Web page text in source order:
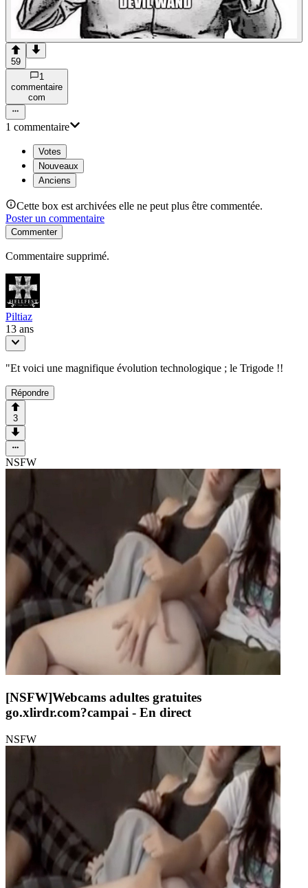
59
1
commentaire
com
1 commentaire
Votes
Nouveaux
Anciens
Cette box est archivées elle ne peut plus être commentée.
Poster un commentaire
Commenter
Commentaire supprimé.
Piltiaz
13 ans
"Et voici une magnifique évolution technologique ; le Trigode !!
Répondre
3
NSFW
[NSFW]Webcams adultes gratuites
go.xlirdr.com?campai - En direct
NSFW